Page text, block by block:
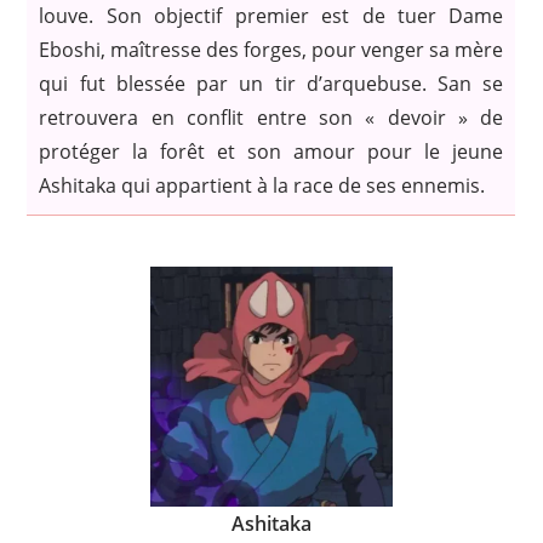
louve. Son objectif premier est de tuer Dame
Eboshi, maîtresse des forges, pour venger sa mère
qui fut blessée par un tir d’arquebuse. San se
retrouvera en conflit entre son « devoir » de
protéger la forêt et son amour pour le jeune
Ashitaka qui appartient à la race de ses ennemis.
Ashitaka